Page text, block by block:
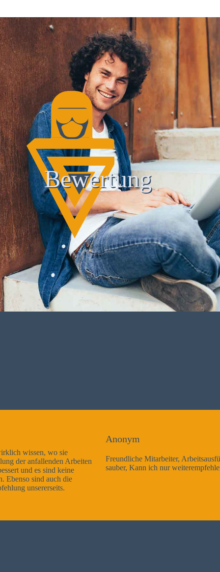
Bewertung
Freundliche Mitarbeiter, Arbeitsausführung sehr gut und sehr
sauber, Kann ich nur weiterempfehlen